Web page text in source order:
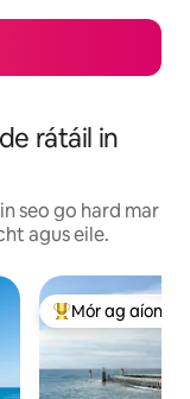
rátáil in
seo go hard mar
agus eile.
An-mhór ag
Mór ag aíonna